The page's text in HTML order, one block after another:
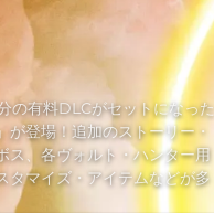
の有料DLCがセットになった
登場！追加のストーリー・
ス、各ヴォルト・ハンター用
タマイズ・アイテムなどが多